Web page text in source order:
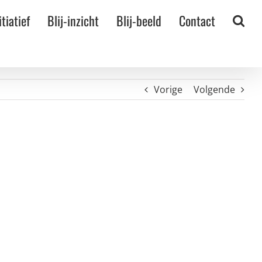
Blij-inzicht Blij-beeld Contact
Vorige Volgende